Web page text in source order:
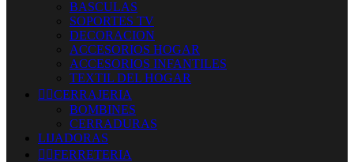
BASCULAS
SOPORTES TV
DECORACION
ACCESORIOS HOGAR
ACCESORIOS INFANTILES
TEXTIL DEL HOGAR
 CERRAJERIA
BOMBINES
CERRADURAS
LIJADORAS
 FERRETERIA